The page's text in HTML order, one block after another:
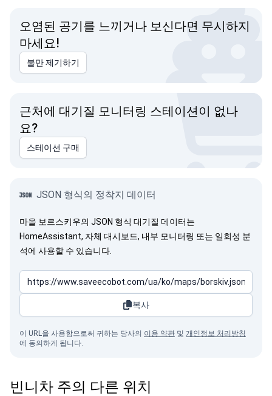
오염된 공기를 느끼거나 보신다면 무시하지
마세요!
불만 제기하기
근처에 대기질 모니터링 스테이션이 없나
요?
스테이션 구매
JSON 형식의 정착지 데이터
마을 보르스키우의 JSON 형식 대기질 데이터는
HomeAssistant, 자체 대시보드, 내부 모니터링 또는 일회성 분
석에 사용할 수 있습니다.
복사
이 URL을 사용함으로써 귀하는 당사의 이용 약관 및 개인정보 처리방침
에 동의하게 됩니다.
빈니차 주의 다른 위치